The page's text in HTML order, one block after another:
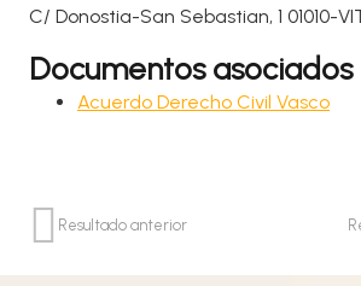
C/ Donostia-San Sebastian, 1 01010-
Documentos asociados
Acuerdo Derecho Civil Vasco
Resultado anterior